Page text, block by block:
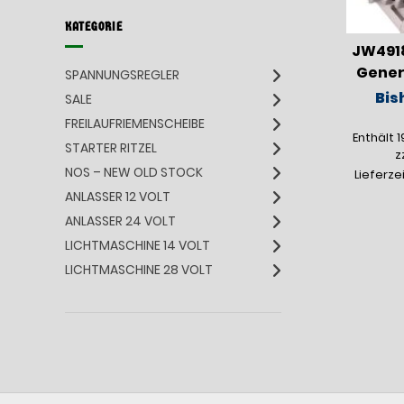
Enthält
KATEGORIE
SPANNUNGSREGLER
SALE
FREILAUFRIEMENSCHEIBE
STARTER RITZEL
NOS – NEW OLD STOCK
ANLASSER 12 VOLT
ANLASSER 24 VOLT
LICHTMASCHINE 14 VOLT
LICHTMASCHINE 28 VOLT